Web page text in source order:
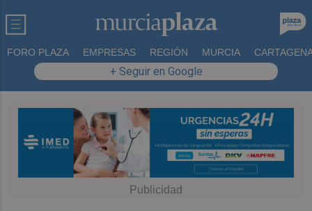
FORO PLAZA EMPRESAS REGIÓN MURCIA
+ Seguir en Google